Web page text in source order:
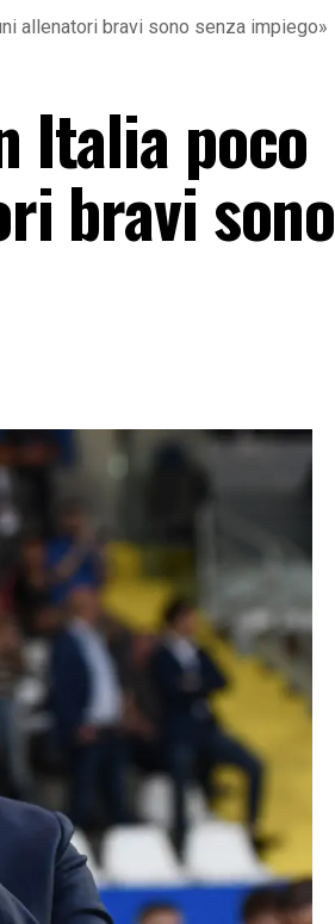
allenatori bravi sono senza impiego»
Italia poco
bravi sono